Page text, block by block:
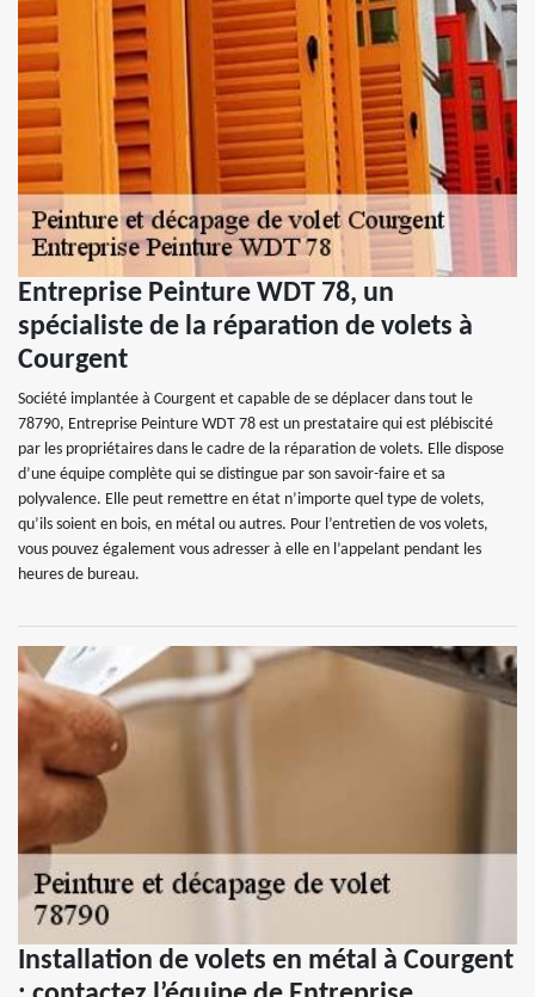
Entreprise Peinture WDT 78, un
spécialiste de la réparation de volets à
Courgent
Société implantée à Courgent et capable de se déplacer dans tout le
78790, Entreprise Peinture WDT 78 est un prestataire qui est plébiscité
par les propriétaires dans le cadre de la réparation de volets. Elle dispose
d’une équipe complète qui se distingue par son savoir-faire et sa
polyvalence. Elle peut remettre en état n’importe quel type de volets,
qu’ils soient en bois, en métal ou autres. Pour l’entretien de vos volets,
vous pouvez également vous adresser à elle en l’appelant pendant les
heures de bureau.
Installation de volets en métal à Courgent